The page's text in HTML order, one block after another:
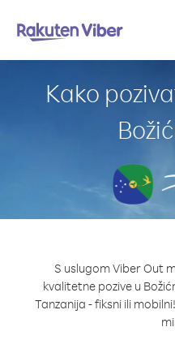
Kako
S uslugom Viber Out
kvalitetne pozive u
Tanzanija - fiksni ili